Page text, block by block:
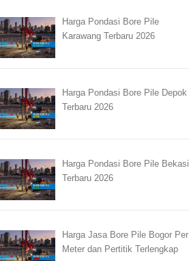
Harga Pondasi Bore Pile
Karawang Terbaru 2026
Harga Pondasi Bore Pile Depok
Terbaru 2026
Harga Pondasi Bore Pile Bekasi
Terbaru 2026
Harga Jasa Bore Pile Bogor Per
Meter dan Pertitik Terlengkap